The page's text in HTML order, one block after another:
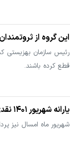
این گروه از
قطع کرده باشند.
یارانه‌ شهریور ۱۴۰۱ نقدی است؟
شهریور ماه امسال نیز